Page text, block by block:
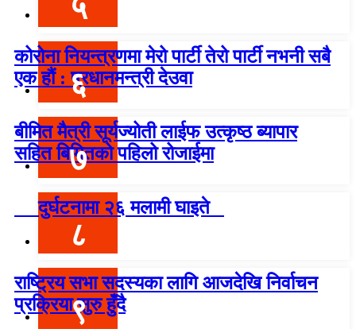
५
कोरोना नियन्त्रणमा मेरो पार्टी तेरो पार्टी नभनी सबै
एक हौं : प्रधानमन्त्री देउवा
६
बीमित मैत्री सूर्यज्योती लाईफ उत्कृष्ठ ब्यापार
सहित बिमितको पहिलो रोजाईमा
७
दुर्घटनामा २६ मलामी घाइते
८
राष्ट्रिय सभा सदस्यका लागि आजदेखि निर्वाचन
प्रक्रिया सुरु हुँदै
९